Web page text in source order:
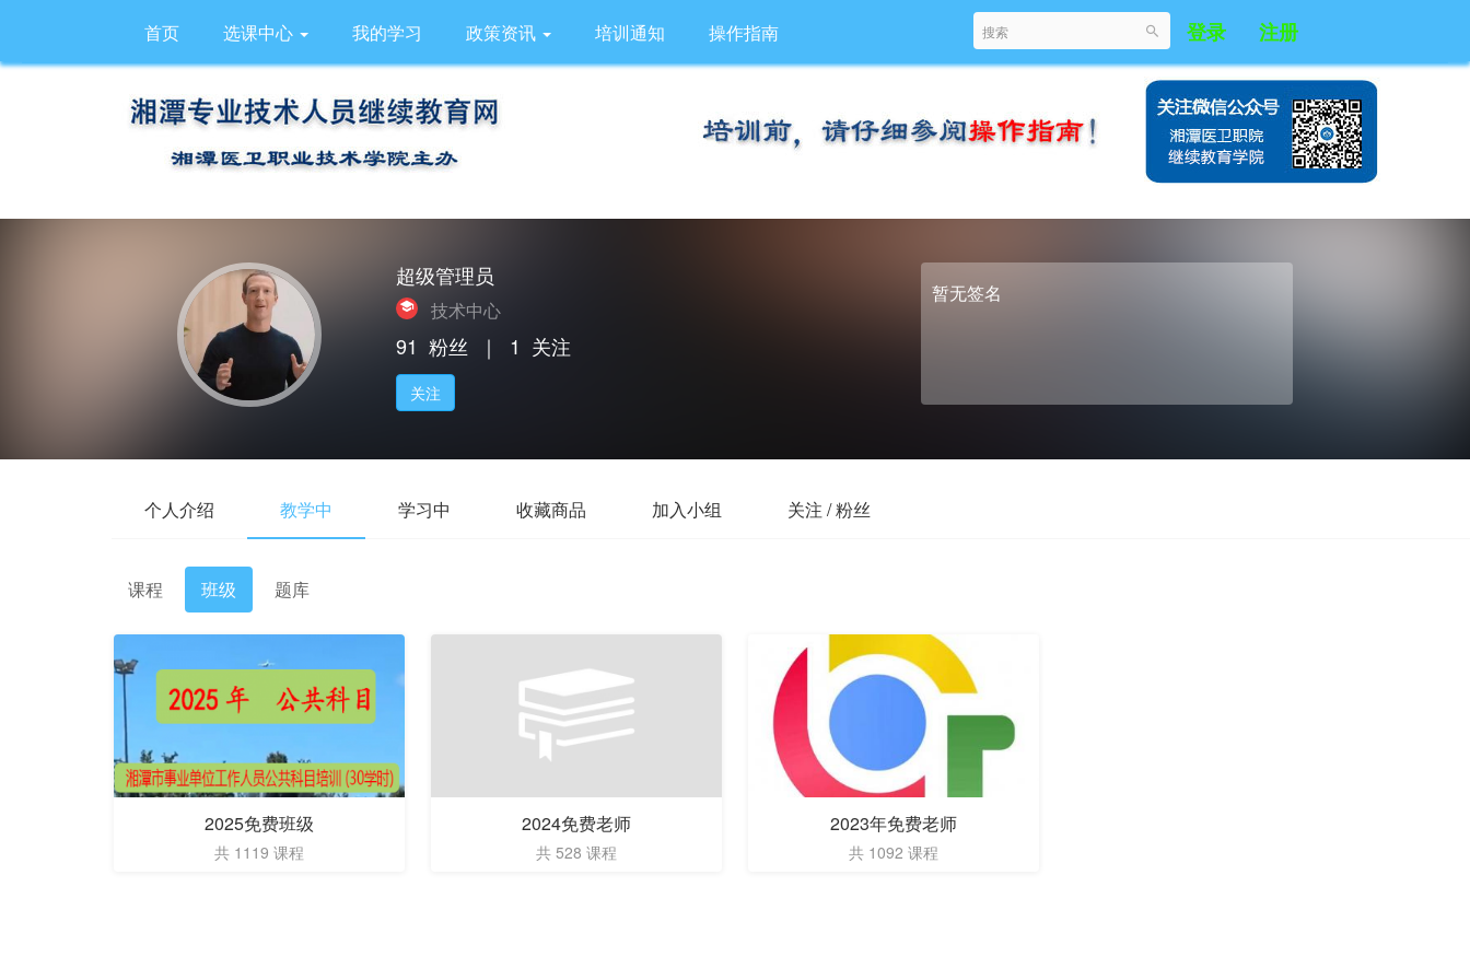
首页 选课中心 我的学习 政策资讯 培训通知 操作指南 登录 注册
超级管理员
技术中心
91 粉丝 ｜ 1 关注
关注
暂无签名
个人介绍 教学中 学习中 收藏商品 加入小组 关注 / 粉丝
课程 班级 题库
2025免费班级
共 1119 课程
2024免费老师
共 528 课程
2023年免费老师
共 1092 课程